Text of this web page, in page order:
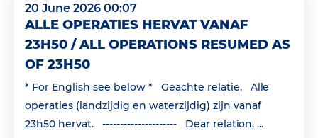
20 June 2026 00:07
ALLE OPERATIES HERVAT VANAF
23H50 / ALL OPERATIONS RESUMED AS
OF 23H50
* For English see below * Geachte relatie, Alle
operaties (landzijdig en waterzijdig) zijn vanaf
23h50 hervat. --------------------- Dear relation, ...